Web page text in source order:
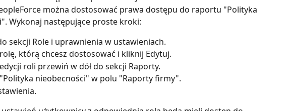
można dostosować prawa dostępu do raportu "Polityka
Wykonaj następujące proste kroki:
sekcji Role i uprawnienia w ustawieniach.
którą chcesz dostosować i kliknij Edytuj.
roli przewiń w dół do sekcji Raporty.
nieobecnoścі" w polu "Raporty firmy".